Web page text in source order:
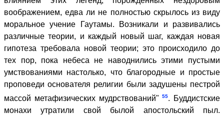
воображением, едва ли не полностью скрылось из виду
моральное учение Гаутамы. Возникали и развивались
различные теории, и каждый новый шаг, каждая новая
гипотеза требовала новой теории; это происходило до
тех пор, пока небеса не наводнились этими пустыми
умствованиями настолько, что благородные и простые
проповеди основателя религии были задушены пестрой
массой метафизических мудрствований"55. Буддистские
монахи утратили свой былой апостольский пыл.